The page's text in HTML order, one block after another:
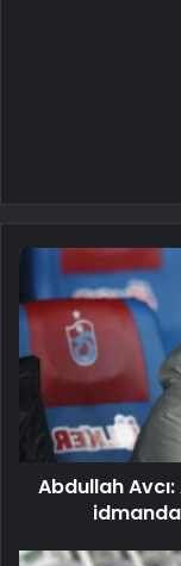
Abdullah